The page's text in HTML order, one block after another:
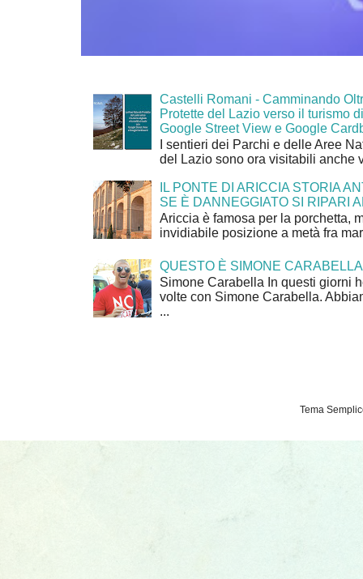
Castelli Romani - Camminando
Protette del Lazio verso il turismo
Google Street View e Google
I sentieri dei Parchi e delle Aree
del Lazio sono ora visitabili anche
IL PONTE DI ARICCIA STORIA
SE È DANNEGGIATO SI RIPARI
Ariccia è famosa per la porchetta,
invidiabile posizione a metà fra
QUESTO È SIMONE CARABELLA
Simone Carabella In questi giorni
volte con Simone Carabella.
...
Tema